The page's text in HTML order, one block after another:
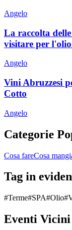
Angelo
La raccolta
visitare per
Angelo
Vini Abruzzesi
Cotto
Angelo
Categorie
Cosa fareCosa
Tag in
#Terme#SPA#Olio#
Eventi Vicini